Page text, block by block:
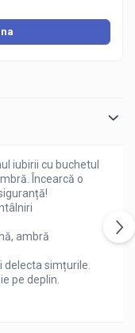
iubirii cu buchetul
Încearcă o
ambră
simțurile.
pe deplin.